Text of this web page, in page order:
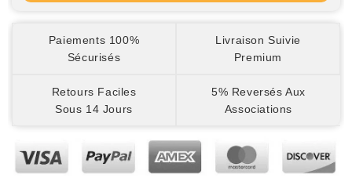
Paiements 100%
Sécurisés
Livraison Suivie
Premium
Retours Faciles
Sous 14 Jours
5% Reversés Aux
Associations